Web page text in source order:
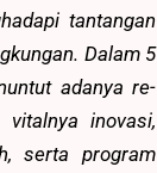
tantangan
Dalam 5
adanya re-
inovasi,
serta program